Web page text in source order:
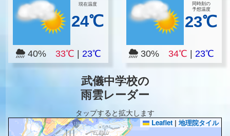
現在温度
24℃
40% 33℃ 23℃
同時刻の
予想温度
23℃
30%34℃ |23℃
武儀中学校の
雨雲レーダー
タップすると拡大します
Leaflet | 地理院タイル